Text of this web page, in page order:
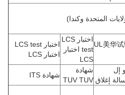
المتحدة وكندا)
UL美华
اختبار LCS
test اختبار
LCS
اختبار LCS test
اختبار LCS
إل
إغلاق
شهادة
TUV TUV
شهادة ITS